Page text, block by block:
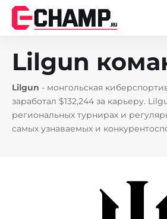
Lilgun
Lilgun - монгольская
заработал $132,244 за карьеру.
региональных турнирах и
самых узнаваемых и